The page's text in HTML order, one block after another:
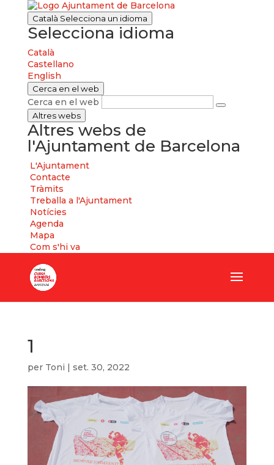
Català Selecciona un idioma
Selecciona idioma
Català
Castellano
English
Cerca en el web
Cerca en el web
Altres webs
Altres webs de
l'Ajuntament de Barcelona
L'Ajuntament
Contacte
Tràmits
Treballa a l'Ajuntament
Notícies
Agenda
Mapa
Com s'hi va
1
per Toni | set. 30, 2022